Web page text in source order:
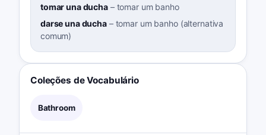
tomar una ducha – tomar um banho
darse una ducha – tomar um banho (alternativa
comum)
Coleções de Vocabulário
Bathroom